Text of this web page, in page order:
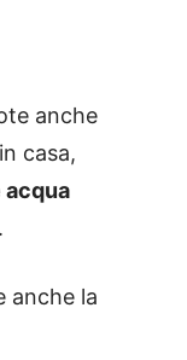
anche
casa,
acqua
anche la